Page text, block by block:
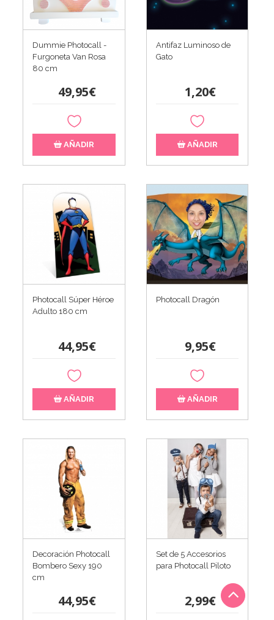
Dummie Photocall -
Furgoneta Van Rosa
80 cm
49,95€
AÑADIR
Antifaz Luminoso de
Gato
1,20€
AÑADIR
Photocall Súper Héroe
Adulto 180 cm
44,95€
AÑADIR
Photocall Dragón
9,95€
AÑADIR
Decoración Photocall
Bombero Sexy 190
cm
44,95€
Set de 5 Accesorios
para Photocall Piloto
2,99€